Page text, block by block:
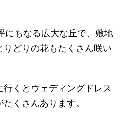
もなる広大な丘で、 敷地
どりの花もたくさん咲い
行くと ウェディングドレス
た くさんあります。